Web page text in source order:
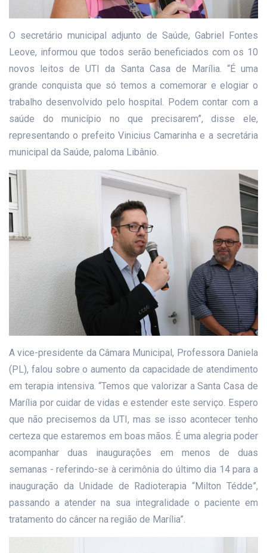
O secretário municipal adjunto de Saúde, Gabriel Fontes
Leove, informou que todos serão beneficiados com os 10
novos leitos de UTI da Santa Casa de Marília. “É uma
grande conquista que só temos a comemorar e elogiar o
trabalho desenvolvido pelo hospital. Podem contar com a
saúde do município no que precisarem”, disse ele,
representando o prefeito Vinicius Camarinha e a secretária
municipal da Saúde, paloma Libânio.
A vice-presidente da Câmara Municipal, Professora Daniela
(PL), falou sobre o aumento da capacidade de atendimento
em terapia intensiva. “Temos que valorizar a Santa Casa de
Marília por cuidar de vidas e estender este serviço. Espero
que não precisemos da UTI, mas se isso acontecer tenho
certeza que estaremos em boas mãos. É uma alegria poder
acompanhar duas inaugurações em menos de duas
semanas - referindo-se à cerimônia do último dia 14 para a
inauguração da Unidade de Radioterapia “Milton Tédde”,
passando a atender na sua integralidade o paciente em
tratamento do câncer na região de Marília”.